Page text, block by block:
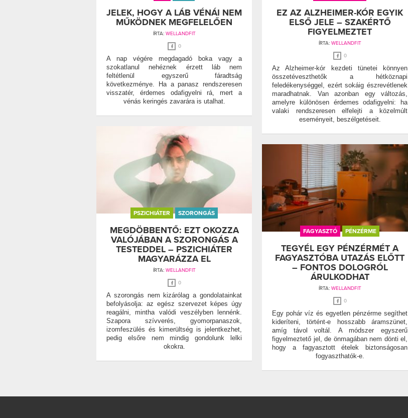
JELEK, HOGY A LÁB VÉNÁI NEM
MŰKÖDNEK MEGFELELŐEN
ÍRTA: WELLANDFIT
0
A nap végére megdagadó boka vagy a
szokatlanul nehéznek érzett láb nem
feltétlenül egyszerű fáradtság
következménye. Ha a panasz rendszeresen
visszatér, érdemes odafigyelni rá, mert a
vénás keringés zavarára is utalhat.
EZ AZ ALZHEIMER-KÓR EGYIK
ELSŐ JELE – SZAKÉRTŐ
FIGYELMEZTET
ÍRTA: WELLANDFIT
0
Az Alzheimer-kór kezdeti tünetei könnyen
összetéveszthetők a hétköznapi
feledékenységgel, ezért sokáig észrevétlenek
maradhatnak. Van azonban egy változás,
amelyre különösen érdemes odafigyelni: ha
valaki rendszeresen elfelejti a közelmúlt
eseményeit, beszélgetéseit.
PSZICHIÁTER SZORONGÁS
MEGDÖBBENTŐ: EZT OKOZZA
VALÓJÁBAN A SZORONGÁS A
TESTEDDEL – PSZICHIÁTER
MAGYARÁZZA EL
ÍRTA: WELLANDFIT
0
A szorongás nem kizárólag a gondolatainkat
befolyásolja: az egész szervezet képes úgy
reagálni, mintha valódi veszélyben lennénk.
Szapora szívverés, gyomorpanaszok,
izomfeszülés és kimerültség is jelentkezhet,
pedig elsőre nem mindig gondolunk lelki
okokra.
FAGYASZTÓ PÉNZÉRME
TEGYÉL EGY PÉNZÉRMÉT A
FAGYASZTÓBA UTAZÁS ELŐTT
– FONTOS DOLOGRÓL
ÁRULKODHAT
ÍRTA: WELLANDFIT
0
Egy pohár víz és egyetlen pénzérme segíthet
kideríteni, történt-e hosszabb áramszünet,
amíg távol voltál. A módszer egyszerű
figyelmeztető jel, de önmagában nem dönti el,
hogy a fagyasztott ételek biztonságosan
fogyaszthatók-e.